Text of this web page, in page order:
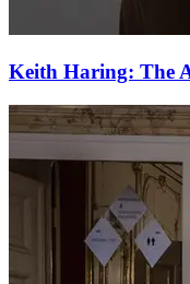
Keith Haring: The